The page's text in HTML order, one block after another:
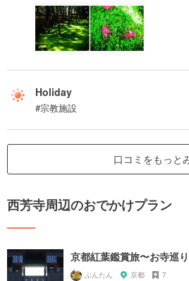
Holiday
#宗教施設
口コミをもっと
西芳寺周辺のおでかけプラン
京都紅葉鑑賞旅〜お寺巡
ぶんたん 京都 7